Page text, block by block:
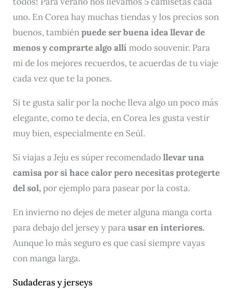
uno. En Corea hay muchas tiendas y los precios son
buenos, tambiénpuede ser buena idea llevar de
menos y comprarte algo allí modo souvenir. Para
mi de los mejores recuerdos, te acuerdas de tu viaje
cada vez que te la pones.
Si te gusta salir por la noche lleva algo un poco más
elegante, como te decía, en Corea les gusta vestir
muy bien, especialmente en Seúl.
Si viajas a Jeju es súper recomendadollevar una
camisa por si hace calor pero necesitas protegerte
del sol,por ejemplo para pasear por la costa.
En invierno no dejes de meter alguna manga corta
para debajo del jersey y parausar en interiores.
Aunque lo más seguro es que casi siempre vayas
con manga larga.
Sudaderas y jerseys